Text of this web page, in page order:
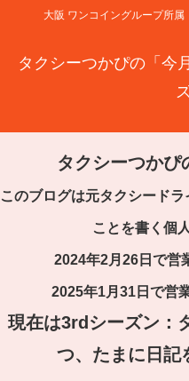
大阪 ワンコイングループ所
タクシーつかぴの「今
タクシーつかぴ
このブログは元タクシード
ことを書く個
2024年2月26日で営
2025年1月31日で営
現在は3rdシーズン：
つ、たまに日記